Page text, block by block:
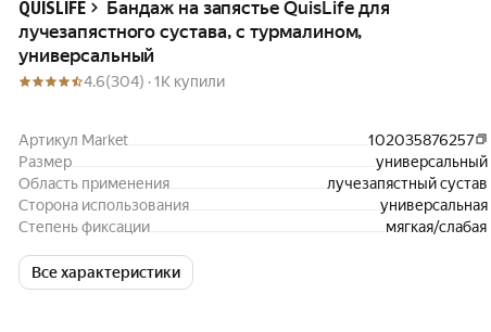
QUISLIFE
Бандаж на запястье QuisLife для
лучезапястного сустава, с турмалином,
универсальный
4.6(304) ·1K купили
Артикул Market
102035876257
Размер
универсальный
Область применения
лучезапястный сустав
Сторона использования
универсальная
Степень фиксации
мягкая/слабая
Все характеристики